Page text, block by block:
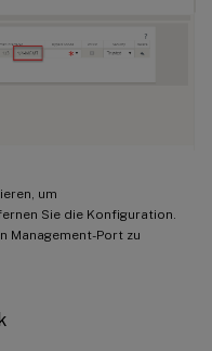
um
Sie die Konfiguration.
Management-Port zu